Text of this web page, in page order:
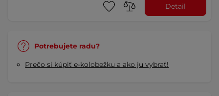
Detail
Potrebujete radu?
Prečo si kúpiť e-kolobežku a ako ju vybrať!